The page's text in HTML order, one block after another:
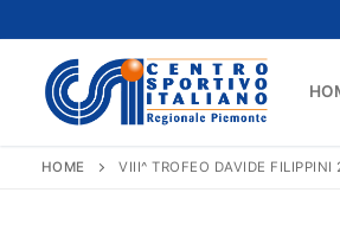
al
contenuto
HOME VIII^ TROFEO DAVIDE